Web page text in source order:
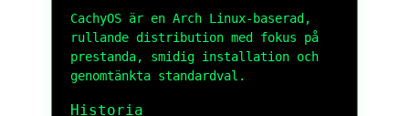
CachyOS är en Arch Linux-baserad,
rullande distribution med fokus på
prestanda, smidig installation och
genomtänkta standardval.
Historia